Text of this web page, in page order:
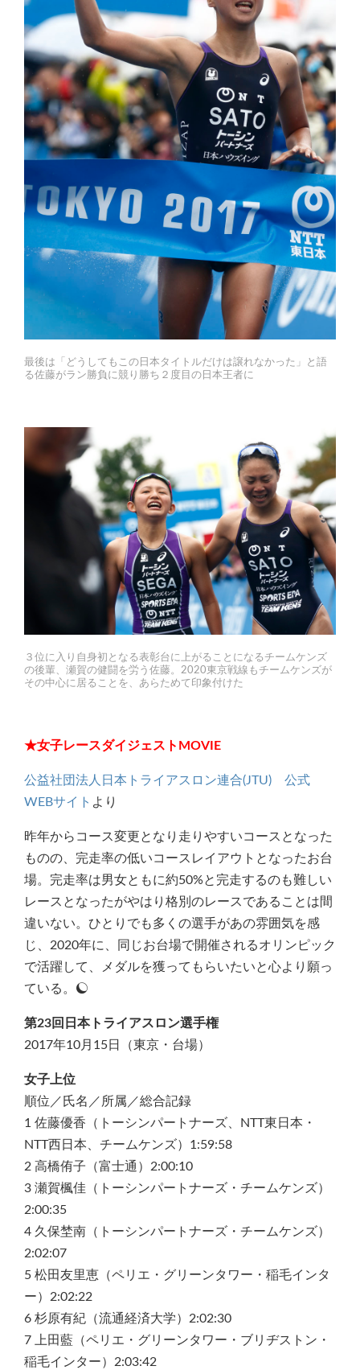
最後は「どうしてもこの日本タイトルだけは譲れなかった」と語
る佐藤がラン勝負に競り勝ち２度目の日本王者に
３位に入り自身初となる表彰台に上がることになるチームケンズ
の後輩、瀬賀の健闘を労う佐藤。2020東京戦線もチームケンズが
その中心に居ることを、あらためて印象付けた
★女子レースダイジェストMOVIE
公益社団法人日本トライアスロン連合(JTU) 公式
WEBサイト より
昨年からコース変更となり走りやすいコースとなった
ものの、完走率の低いコースレイアウトとなったお台
場。完走率は男女ともに約50%と完走するのも難しい
レースとなったがやはり格別のレースであることは間
違いない。ひとりでも多くの選手があの雰囲気を感
じ、2020年に、同じお台場で開催されるオリンピック
で活躍して、メダルを獲ってもらいたいと心より願っ
ている。
第23回日本トライアスロン選手権
2017年10月15日（東京・台場）
女子上位
順位／氏名／所属／総合記録
1 佐藤優香（トーシンパートナーズ、NTT東日本・
NTT西日本、チームケンズ）1:59:58
2 高橋侑子（富士通）2:00:10
3 瀬賀楓佳（トーシンパートナーズ・チームケンズ）
2:00:35
4 久保埜南（トーシンパートナーズ・チームケンズ）
2:02:07
5 松田友里恵（ペリエ・グリーンタワー・稲毛インタ
ー）2:02:22
6 杉原有紀（流通経済大学）2:02:30
7 上田藍（ペリエ・グリーンタワー・ブリヂストン・
稲毛インター）2:03:42